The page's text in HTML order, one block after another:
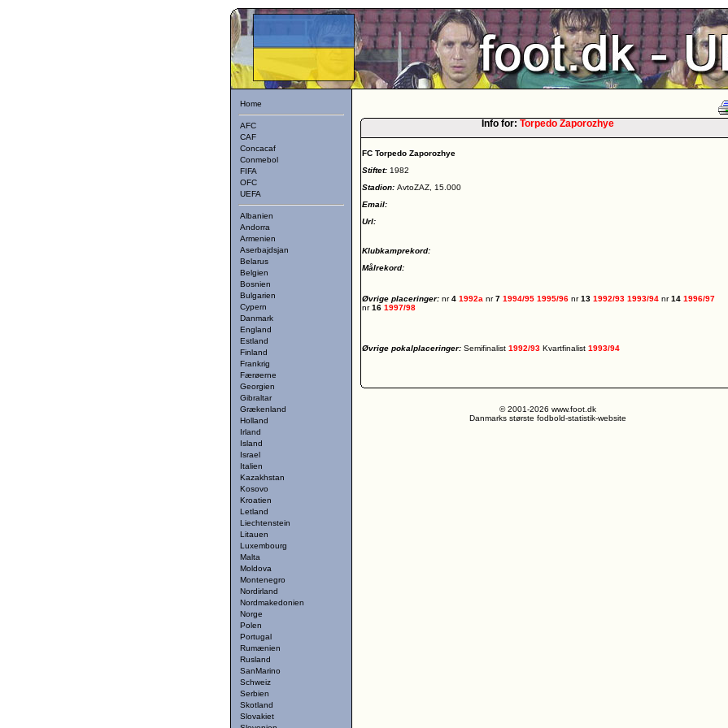
Home
AFC
CAF
Concacaf
Conmebol
FIFA
OFC
UEFA
Albanien
Andorra
Armenien
Aserbajdsjan
Belarus
Belgien
Bosnien
Bulgarien
Cypern
Danmark
England
Estland
Finland
Frankrig
Færøerne
Georgien
Gibraltar
Grækenland
Holland
Irland
Island
Israel
Italien
Kazakhstan
Kosovo
Kroatien
Letland
Liechtenstein
Litauen
Luxembourg
Malta
Moldova
Montenegro
Nordirland
Nordmakedonien
Norge
Polen
Portugal
Rumænien
Rusland
SanMarino
Schweiz
Serbien
Skotland
Slovakiet
Info for: Torpedo Zaporozhye
FC Torpedo Zaporozhye
Stiftet: 1982
Stadion: AvtoZAZ, 15.000
Email:
Url:
Klubkamprekord:
Målrekord:
Øvrige placeringer: nr4 1992a nr7 1994/95 1995/96 nr13 1992/93 1993/94 nr14 1996/97
nr16 1997/98
Øvrige pokalplaceringer: Semifinalist 1992/93 Kvartfinalist 1993/94
© 2001-2026 www.foot.dk
Danmarks største fodbold-statistik-website